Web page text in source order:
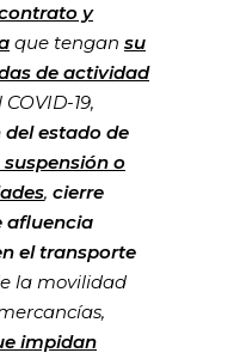
y
que tengan su
de actividad
19,
estado de
o
, cierre
afluencia
el transporte
la movilidad
impidan